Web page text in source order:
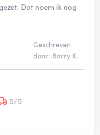
Dat noem ik nog
Geschreven
door: Barry K.
5/5